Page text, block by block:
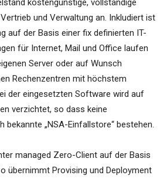
kostengünstige, vollständige
und Verwaltung an. Inkludiert ist
auf der Basis einer fix definierten IT-
für Internet, Mail und Office laufen
Server oder auf Wunsch
Rechenzentren mit höchstem
der eingesetzten Software wird auf
verzichtet, so dass keine
bekannte „NSA-Einfallstore“ bestehen.
managed Zero-Client auf der Basis
übernimmt Provising und Deployment